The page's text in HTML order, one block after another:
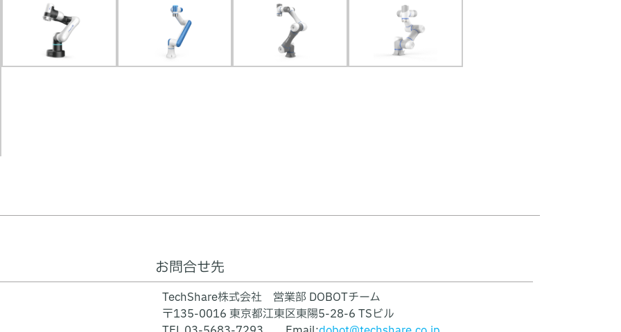
お問合せ先
TechShare株式会社 営業部 DOBOTチーム
〒135-0016 東京都江東区東陽5-28-6 TSビル